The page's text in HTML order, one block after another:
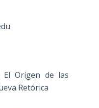
Origen de las
Retórica